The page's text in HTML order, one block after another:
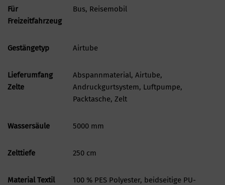
Für
Freizeitfahrzeug
Bus, Reisemobil
Gestängetyp Airtube
Lieferumfang
Zelte
Abspannmaterial, Airtube,
Andruckgurtsystem, Luftpumpe,
Packtasche, Zelt
Wassersäule 5000 mm
Zelttiefe 250 cm
Material Textil
100 % PES Polyester, beidseitige PU-